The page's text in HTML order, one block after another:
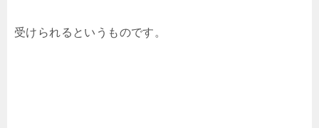
受けられるというものです。